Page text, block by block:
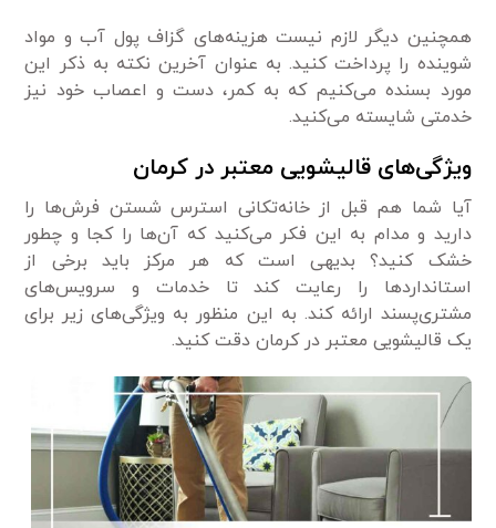
همچنین دیگر لازم نیست هزینه‌های گزاف پول آب و مواد
شوینده را پرداخت کنید. به عنوان آخرین نکته به ذکر این
مورد بسنده می‌کنیم که به کمر، دست و اعصاب خود نیز
خدمتی شایسته می‌کنید.
ویژگی‌های قالیشویی معتبر در کرمان
آیا شما هم قبل از خانه‌تکانی استرس شستن فرش‌ها را
دارید و مدام به این فکر می‌کنید که آن‌ها را کجا و چطور
خشک کنید؟ بدیهی است که هر مرکز باید برخی از
استانداردها را رعایت کند تا خدمات و سرویس‌های
مشتری‌پسند ارائه کند. به این منظور به ویژگی‌های زیر برای
یک قالیشویی معتبر در کرمان دقت کنید.